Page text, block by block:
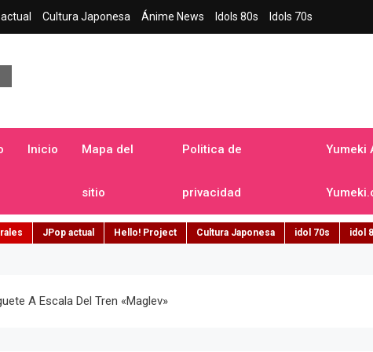
Cultura Japonesa Ánime News Idols 80s Idols 70s
Inicio Mapa del
sitio
Politica de
privacidad
Yumeki
JPop actual Hello! Project Cultura Japonesa idol 70s idol
A Escala Del Tren «Maglev»